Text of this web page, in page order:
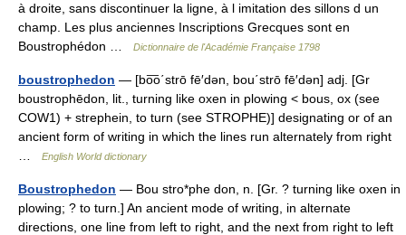
à droite, sans discontinuer la ligne, à l imitation des sillons d un
champ. Les plus anciennes Inscriptions Grecques sont en
Boustrophédon …
Dictionnaire de l'Académie Française 1798
boustrophedon — [bo͞o΄strō fē′dən, bou΄strō fē′dən] adj. [Gr
boustrophēdon, lit., turning like oxen in plowing < bous, ox (see
COW1) + strephein, to turn (see STROPHE)] designating or of an
ancient form of writing in which the lines run alternately from right
English World dictionary
Boustrophedon — Bou stro*phe don, n. [Gr. ? turning like oxen in
plowing; ? to turn.] An ancient mode of writing, in alternate
directions, one line from left to right, and the next from right to left